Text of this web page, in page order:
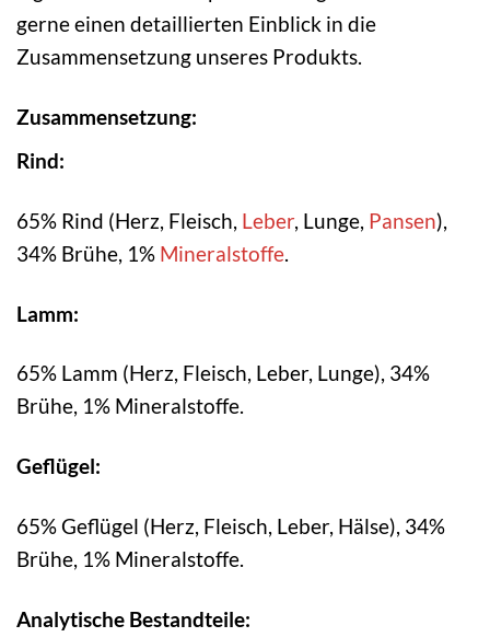
gerne einen detaillierten Einblick in die
Zusammensetzung unseres Produkts.
Zusammensetzung:
Rind:
65% Rind (Herz, Fleisch, Leber, Lunge, Pansen),
34% Brühe, 1% Mineralstoffe
Lamm:
65% Lamm (Herz, Fleisch, Leber, Lunge), 34%
Brühe, 1% Mineralstoffe.
Geflügel:
65% Geflügel (Herz, Fleisch, Leber, Hälse), 34%
Brühe, 1% Mineralstoffe.
Analytische Bestandteile: